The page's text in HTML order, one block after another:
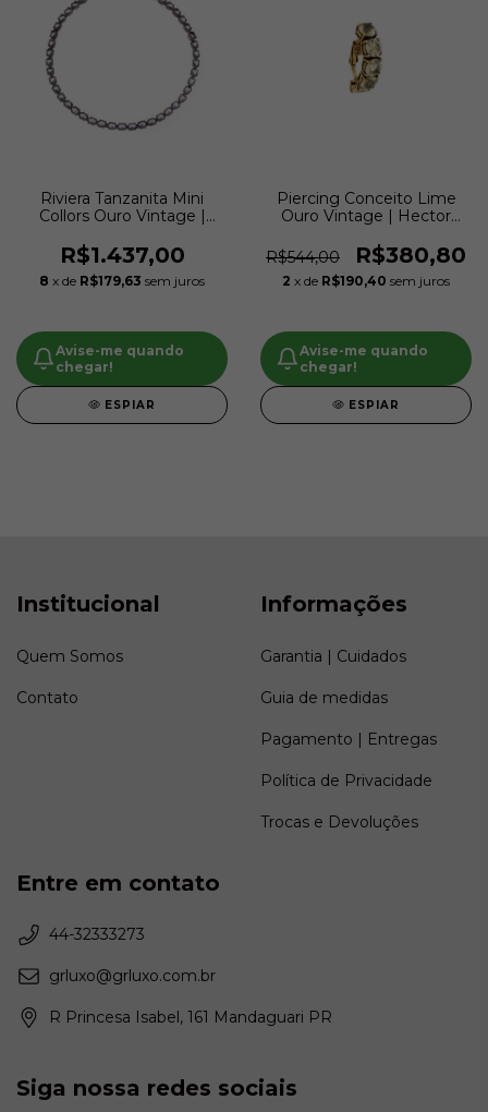
Riviera Tanzanita Mini
Collors Ouro Vintage |
R$1.437,00
8 x de R$179,63 sem juros
Avise-me quando
chegar!
ESPIAR
Piercing Conceito Lime
Ouro Vintage | Hector
R$544,00
R$380,80
2 x de R$190,40 sem juros
Avise-me quando
chegar!
ESPIAR
Institucional
Quem Somos
Contato
Informações
Garantia | Cuidados
Guia de medidas
Pagamento | Entregas
Política de Privacidade
Trocas e Devoluções
Entre em contato
44-32333273
grluxo@grluxo.com.br
R Princesa Isabel, 161 Mandaguari PR
Siga nossa redes sociais